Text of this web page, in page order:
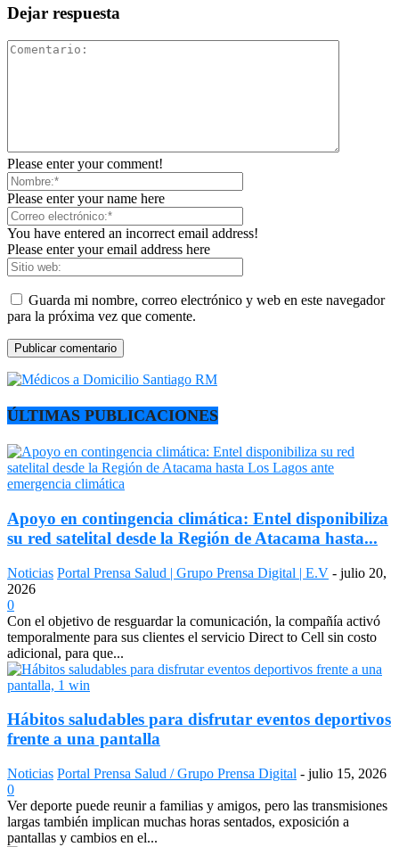
Dejar respuesta
Please enter your comment!
Please enter your name here
You have entered an incorrect email address!
Please enter your email address here
Guarda mi nombre, correo electrónico y web en este navegador
para la próxima vez que comente.
ÚLTIMAS PUBLICACIONES
Apoyo en contingencia climática: Entel disponibiliza
su red satelital desde la Región de Atacama hasta...
Noticias Portal Prensa Salud | Grupo Prensa Digital | E.V - julio 20,
2026
0
Con el objetivo de resguardar la comunicación, la compañía activó
temporalmente para sus clientes el servicio Direct to Cell sin costo
adicional, para que...
Hábitos saludables para disfrutar eventos deportivos
frente a una pantalla
Noticias Portal Prensa Salud / Grupo Prensa Digital - julio 15, 2026
0
Ver deporte puede reunir a familias y amigos, pero las transmisiones
largas también implican muchas horas sentados, exposición a
pantallas y cambios en el...